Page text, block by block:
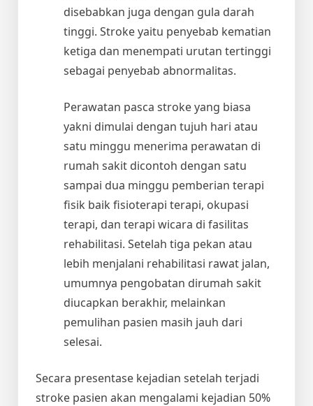
disebabkan juga dengan gula darah
tinggi. Stroke yaitu penyebab kematian
ketiga dan menempati urutan tertinggi
sebagai penyebab abnormalitas.
Perawatan pasca stroke yang biasa
yakni dimulai dengan tujuh hari atau
satu minggu menerima perawatan di
rumah sakit dicontoh dengan satu
sampai dua minggu pemberian terapi
fisik baik fisioterapi terapi, okupasi
terapi, dan terapi wicara di fasilitas
rehabilitasi. Setelah tiga pekan atau
lebih menjalani rehabilitasi rawat jalan,
umumnya pengobatan dirumah sakit
diucapkan berakhir, melainkan
pemulihan pasien masih jauh dari
selesai.
Secara presentase kejadian setelah terjadi
stroke pasien akan mengalami kejadian 50%